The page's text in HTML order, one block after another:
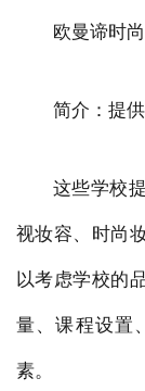
欧曼谛时
简介：提
这些学校
视妆容、时尚
以考虑学校的
量、课程设置
素。